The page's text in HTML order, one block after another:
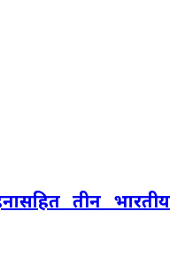
तीन भारतीय